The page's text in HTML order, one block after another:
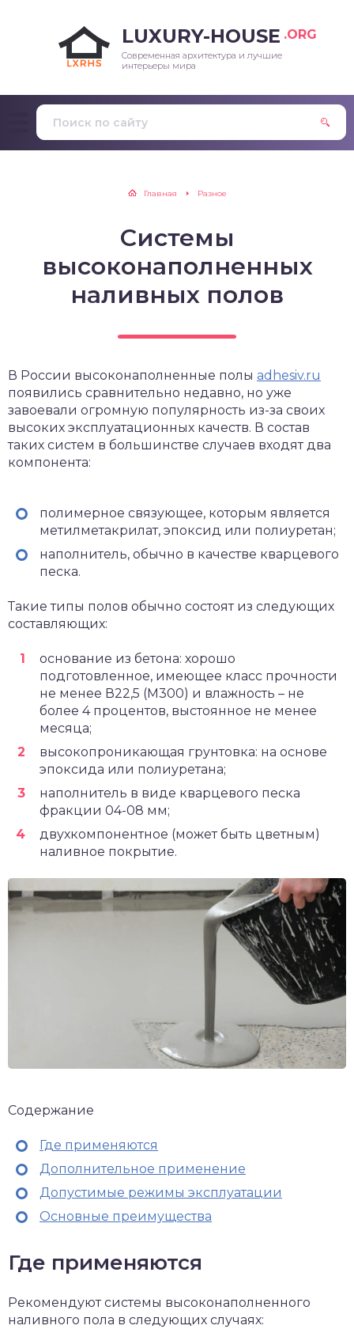
LUXURY-HOUSE .ORG
Современная архитектура и лучшие
интерьеры мира
Главная Разное
Системы
высоконаполненных
наливных полов
В России высоконаполненные полы adhesiv.ru
появились сравнительно недавно, но уже
завоевали огромную популярность из-за своих
высоких эксплуатационных качеств. В состав
таких систем в большинстве случаев входят два
компонента:
полимерное связующее, которым является
метилметакрилат, эпоксид или полиуретан;
наполнитель, обычно в качестве кварцевого
песка.
Такие типы полов обычно состоят из следующих
составляющих:
основание из бетона: хорошо
подготовленное, имеющее класс прочности
не менее В22,5 (М300) и влажность – не
более 4 процентов, выстоянное не менее
месяца;
высокопроникающая грунтовка: на основе
эпоксида или полиуретана;
наполнитель в виде кварцевого песка
фракции 04-08 мм;
двухкомпонентное (может быть цветным)
наливное покрытие.
Содержание
Где применяются
Дополнительное применение
Допустимые режимы эксплуатации
Основные преимущества
Где применяются
Рекомендуют системы высоконаполненного
наливного пола в следующих случаях: